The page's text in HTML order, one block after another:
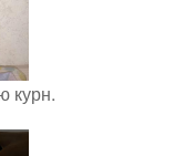
курн.